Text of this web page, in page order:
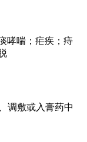
哮喘；疟疾；痔
调敷或入膏药中